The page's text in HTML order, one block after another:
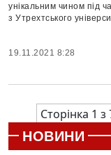
унікальним чином під
з Утрехтського
19.11.2021 8:28
Сторінка 1 з
НОВИНИ